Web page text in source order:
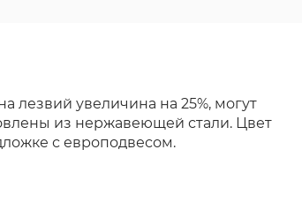
лезвий увеличина на 25%, могут
из нержавеющей стали. Цвет
с европодвесом.